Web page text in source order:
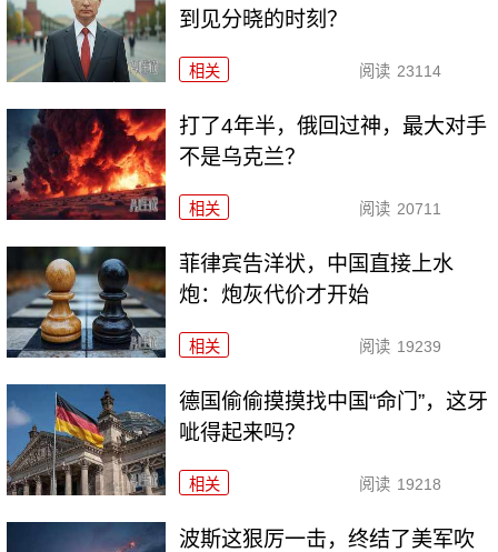
到见分晓的时刻？
相关 阅读 23114
打了4年半，俄回过神，最大对手
不是乌克兰？
相关 阅读 20711
菲律宾告洋状，中国直接上水
炮：炮灰代价才开始
相关 阅读 19239
德国偷偷摸摸找中国“命门”，这牙
呲得起来吗？
相关 阅读 19218
波斯这狠厉一击，终结了美军吹